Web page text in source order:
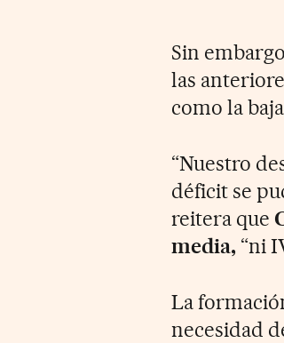
Sin
las
como la
“Nuestro
déficit se
reitera que
media, “ni
La
necesidad